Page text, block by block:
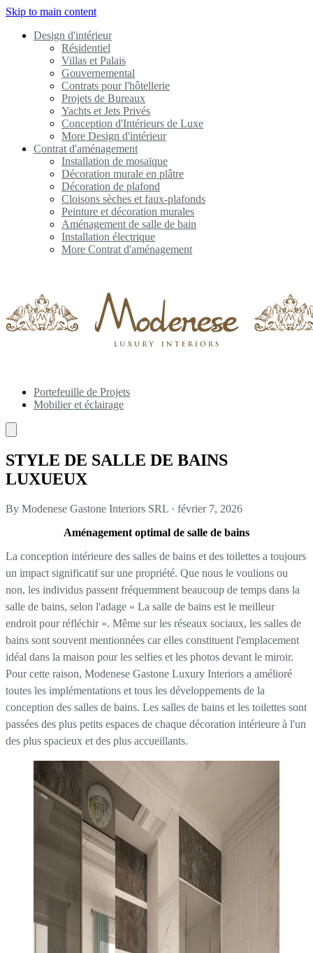
Skip to main content
Design d'intérieur
Résidentiel
Villas et Palais
Gouvernemental
Contrats pour l'hôtellerie
Projets de Bureaux
Yachts et Jets Privés
Conception d'Intérieurs de Luxe
More Design d'intérieur
Contrat d'aménagement
Installation de mosaïque
Décoration murale en plâtre
Décoration de plafond
Cloisons sèches et faux-plafonds
Peinture et décoration murales
Aménagement de salle de bain
Installation électrique
More Contrat d'aménagement
Portefeuille de Projets
Mobilier et éclairage
STYLE DE SALLE DE BAINS
LUXUEUX
By Modenese Gastone Interiors SRL · février 7, 2026
Aménagement optimal de salle de bains
La conception intérieure des salles de bains et des toilettes a toujours
un impact significatif sur une propriété. Que nous le voulions ou
non, les individus passent fréquemment beaucoup de temps dans la
salle de bains, selon l'adage « La salle de bains est le meilleur
endroit pour réfléchir ». Même sur les réseaux sociaux, les salles de
bains sont souvent mentionnées car elles constituent l'emplacement
idéal dans la maison pour les selfies et les photos devant le miroir.
Pour cette raison, Modenese Gastone Luxury Interiors a amélioré
toutes les implémentations et tous les développements de la
conception des salles de bains. Les salles de bains et les toilettes sont
passées des plus petits espaces de chaque décoration intérieure à l'un
des plus spacieux et des plus accueillants.